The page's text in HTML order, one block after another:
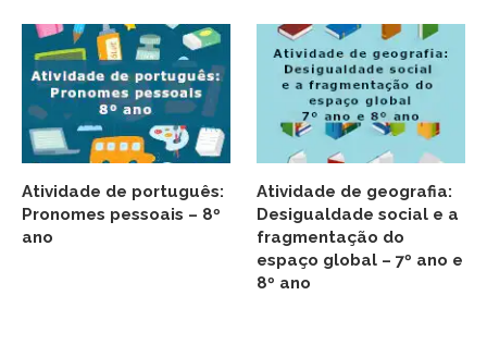
Atividade de português:
Pronomes pessoais – 8º
ano
Atividade de geografia:
Desigualdade social e a
fragmentação do
espaço global – 7º ano e
8º ano